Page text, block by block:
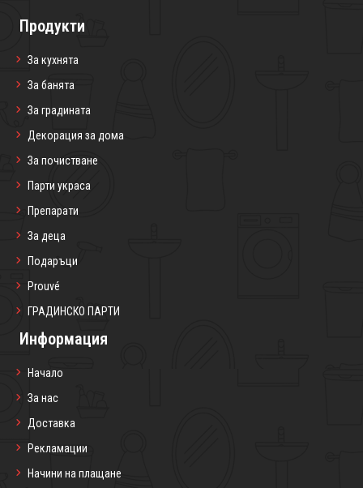
Продукти
За кухнята
За банята
За градината
Декорация за дома
За почистване
Парти украса
Препарати
За деца
Подаръци
Prouvé
ГРАДИНСКО ПАРТИ
Информация
Начало
За нас
Доставка
Рекламации
Начини на плащане